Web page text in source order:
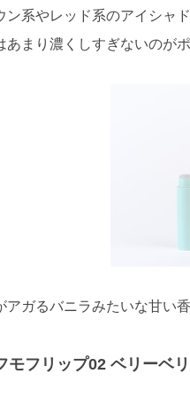
ン系やレッド系のアイシャ
あまり濃くしすぎないのが
アガるバニラみたいな甘い
モフリップ02 ベリーベ